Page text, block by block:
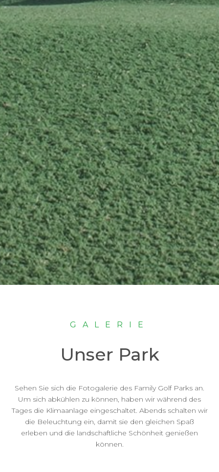
GALERIE
Unser Park
Sehen Sie sich die Fotogalerie des Family Golf Parks an.
Um sich abkühlen zu können, haben wir während des
Tages die Klimaanlage eingeschaltet. Abends schalten wir
die Beleuchtung ein, damit sie den gleichen Spaß
erleben und die landschaftliche Schönheit genießen
können.